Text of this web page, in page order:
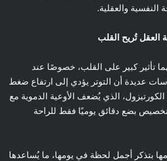
والعقلية.
تأثير كبير على القلب، خصوصًا عند
عديدة أن التوتر يؤدي إلى ارتفاع ضغط
الذي يُضعف الأوعية الدموية مع
بضع دقائق يوميًا فقط للراحة
بتذكر أجمل لحظة في يومها، ما يُساعدها